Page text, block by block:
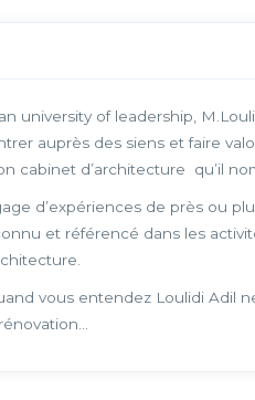
university of leadership,
auprès des siens et faire
cabinet d’architecture qu’il
d’expériences de près ou
et référencé dans les
vous entendez Loulidi Adil